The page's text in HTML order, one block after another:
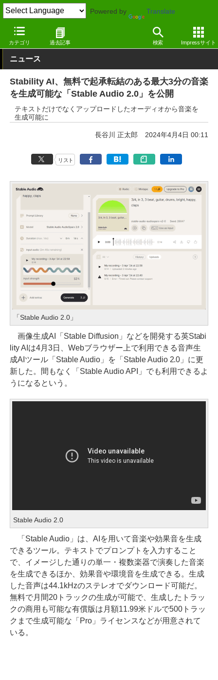
Powered by Translate
カテゴリ 過去記事 検索 Impressサイト
窓の杜 生成AI その他
ニュース
Stability AI、無料で起承転結のある最大3分の音楽
を生成可能な「Stable Audio 2.0」を公開
テキストだけでなくアップロードしたオーディオから音楽を
生成可能に
長谷川 正太郎 2024年4月4日 00:11
リスト
「Stable Audio 2.0」
画像生成AI「Stable Diffusion」などを開発する英Stabi
lity AIは4月3日、Webブラウザー上で利用できる音声生
成AIツール「Stable Audio」を「Stable Audio 2.0」に更
新した。間もなく「Stable Audio API」でも利用できるよ
うになるという。
Stable Audio 2.0
「Stable Audio」は、AIを用いて音楽や効果音を生成
できるツール。テキストでプロンプトを入力すること
で、イメージした通りの単一・複数楽器で演奏した音楽
を生成できるほか、効果音や環境音を生成できる。生成
した音声は44.1kHzのステレオでダウンロード可能だ。
無料で月間20トラックの生成が可能で、生成したトラッ
クの商用も可能な有償版は月額11.99米ドルで500トラッ
クまで生成可能な「Pro」ライセンスなどが用意されて
いる。